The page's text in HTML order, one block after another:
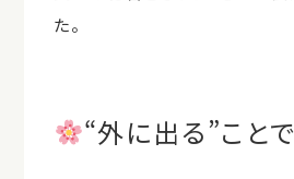
た。
“外に出る”こと